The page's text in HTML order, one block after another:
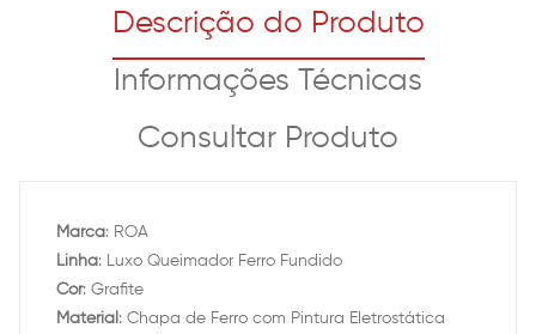
Descrição do Produto
Informações Técnicas
Consultar Produto
Marca: ROA
Linha: Luxo Queimador Ferro Fundido
Cor: Grafite
Material : Chapa de Ferro com Pintura Eletrostática